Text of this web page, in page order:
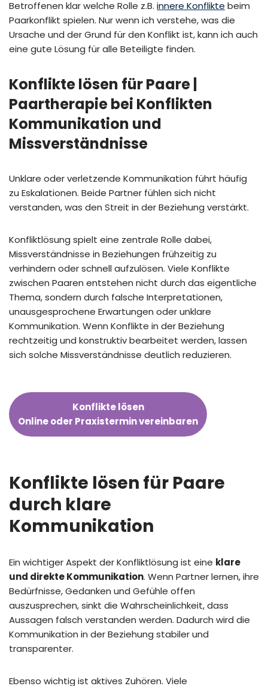
Betroffenen klar welche Rolle z.B. innere Konflikte beim
Paarkonflikt spielen. Nur wenn ich verstehe, was die
Ursache und der Grund für den Konflikt ist, kann ich auch
eine gute Lösung für alle Beteiligte finden.
Konflikte lösen für Paare |
Paartherapie bei Konflikten
Kommunikation und
Missverständnisse
Unklare oder verletzende Kommunikation führt häufig
zu Eskalationen. Beide Partner fühlen sich nicht
verstanden, was den Streit in der Beziehung verstärkt.
Konfliktlösung spielt eine zentrale Rolle dabei,
Missverständnisse in Beziehungen frühzeitig zu
verhindern oder schnell aufzulösen. Viele Konflikte
zwischen Paaren entstehen nicht durch das eigentliche
Thema, sondern durch falsche Interpretationen,
unausgesprochene Erwartungen oder unklare
Kommunikation. Wenn Konflikte in der Beziehung
rechtzeitig und konstruktiv bearbeitet werden, lassen
sich solche Missverständnisse deutlich reduzieren.
Konflikte lösen
Online oder Praxistermin vereinbaren
Konflikte lösen für Paare
durch klare
Kommunikation
Ein wichtiger Aspekt der Konfliktlösung ist eine klare
und direkte Kommunikation. Wenn Partner lernen, ihre
Bedürfnisse, Gedanken und Gefühle offen
auszusprechen, sinkt die Wahrscheinlichkeit, dass
Aussagen falsch verstanden werden. Dadurch wird die
Kommunikation in der Beziehung stabiler und
transparenter.
Ebenso wichtig ist aktives Zuhören. Viele